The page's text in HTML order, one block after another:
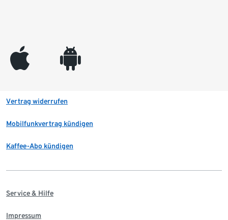
appleinc android
Vertrag widerrufen
Mobilfunkvertrag kündigen
Kaffee-Abo kündigen
Service & Hilfe
Impressum